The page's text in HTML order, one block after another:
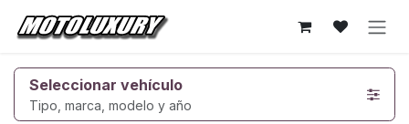
Ir al contenido
Seleccionar vehículo
Tipo, marca, modelo y año